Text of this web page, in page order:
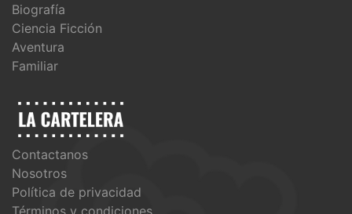
Biografía
Ciencia Ficción
Aventura
Familiar
Contactanos
Nosotros
Política de privacidad
Términos y condiciones